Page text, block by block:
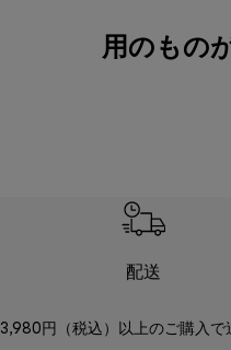
用のもの
配送
3,980円（税込）以上のご購入で